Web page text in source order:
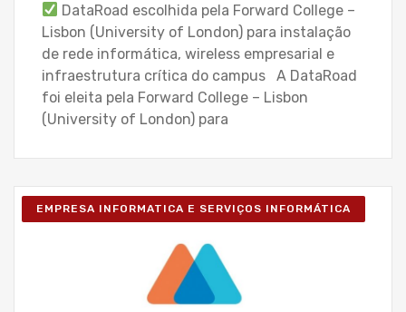
DataRoad escolhida pela Forward College –
Lisbon (University of London) para instalação
de rede informática, wireless empresarial e
infraestrutura crítica do campus A DataRoad
foi eleita pela Forward College – Lisbon
(University of London) para
EMPRESA INFORMATICA E SERVIÇOS INFORMÁTICA